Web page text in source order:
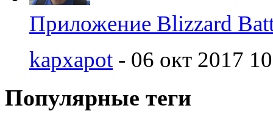
Приложение Blizzard
kapxapot - 06 окт 2017
Популярные теги